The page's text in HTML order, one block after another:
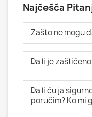
Najčešća
Zašto ne mogu
Da li je
Da li ću ja
poručim? Ko mi